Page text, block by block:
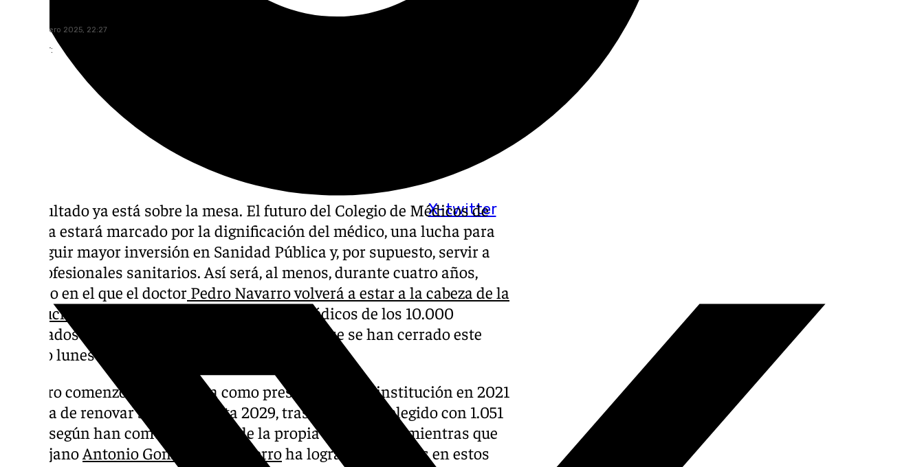
X-twitter
lunes, 13 enero 2025, 22:27
Compartir:
El resultado ya está sobre la mesa. El futuro del Colegio de Médicos de
Málaga estará marcado por la dignificación del médico, una lucha para
conseguir mayor inversión en Sanidad Pública y, por supuesto, servir a
los profesionales sanitarios. Así será, al menos, durante cuatro años,
periodo en el que el doctor Pedro Navarro volverá a estar a la cabeza de la
institución
. Eso es lo que han votado 1.665 médicos de los 10.000
colegiados que estaban llamados a las urnas, que se han cerrado este
mismo lunes a las 20.00 horas.
Navarro comenzó su andadura como presidente de la institución en 2021
y acaba de renovar su cargo hasta 2029, tras haber sido elegido con 1.051
votos, según han comunicado desde la propia institución, mientras que
el cirujano Antonio González-Chamorroha logrado 604 votos en estos